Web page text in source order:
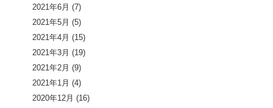
2021年6月 (7)
2021年5月 (5)
2021年4月 (15)
2021年3月 (19)
2021年2月 (9)
2021年1月 (4)
2020年12月 (16)